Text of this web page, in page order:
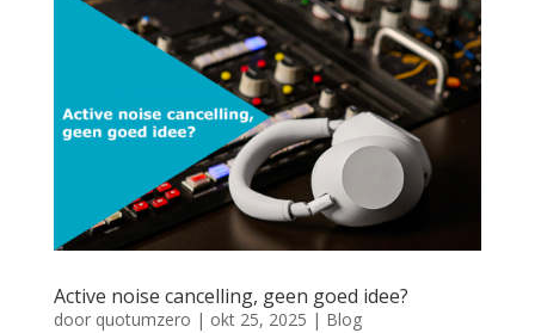
Active noise cancelling, geen goed idee?
door quotumzero | okt 25, 2025 | Blog